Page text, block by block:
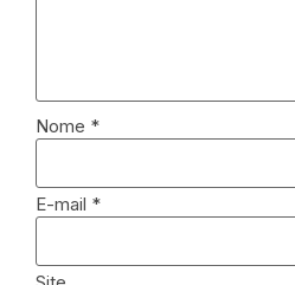
Nome *
E-mail *